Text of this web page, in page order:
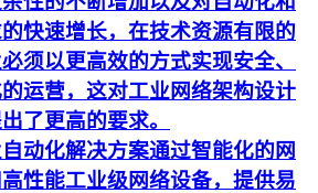
快速增长，在技术资源有限的
须以更高效的方式实现安全、
运营，这对工业网络架构设计
了更高的要求。
动化解决方案通过智能化的网
性能工业级网络设备，提供易